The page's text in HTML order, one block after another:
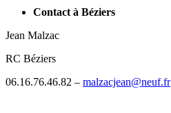
Contact à Béziers
Jean Malzac
RC Béziers
06.16.76.46.82 – malzacjean@neuf.fr